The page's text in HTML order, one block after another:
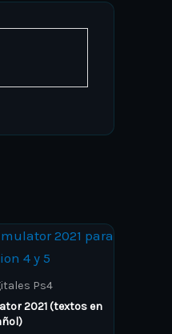
Ps4
2021 (textos en
Price
range: